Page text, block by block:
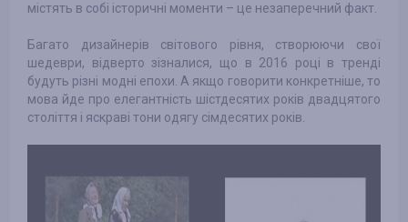
містять в собі історичні моменти – це незаперечний факт.
Багато дизайнерів світового рівня, створюючи свої
шедеври, відверто зізналися, що в 2016 році в тренді
будуть різні модні епохи. А якщо говорити конкретніше, то
мова йде про елегантність шістдесятих років двадцятого
століття і яскраві тони одягу сімдесятих років.